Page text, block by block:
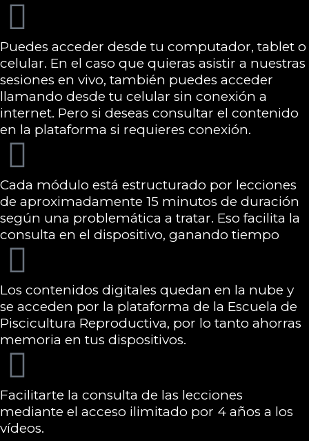
Puedes acceder desde tu computador, tablet o
celular. En el caso que quieras asistir a nuestras
sesiones en vivo, también puedes acceder
llamando desde tu celular sin conexión a
internet. Pero si deseas consultar el contenido
en la plataforma si requieres conexión.
Cada módulo está estructurado por lecciones
de aproximadamente 15 minutos de duración
según una problemática a tratar. Eso facilita la
consulta en el dispositivo, ganando tiempo
Los contenidos digitales quedan en la nube y
se acceden por la plataforma de la Escuela de
Piscicultura Reproductiva, por lo tanto ahorras
memoria en tus dispositivos.
Facilitarte la consulta de las lecciones
mediante el acceso ilimitado por 4 años a los
vídeos.